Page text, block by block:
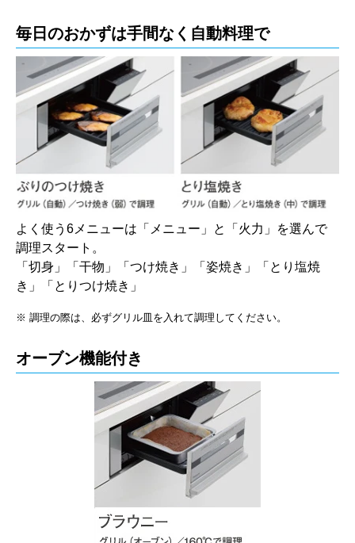
毎日のおかずは手間なく自動料理で
よく使う6メニューは「メニュー」と「火力」を選んで
調理スタート。
「切身」「干物」「つけ焼き」「姿焼き」「とり塩焼
き」「とりつけ焼き」
※ 調理の際は、必ずグリル皿を入れて調理してください。
オーブン機能付き